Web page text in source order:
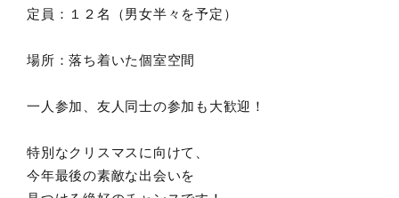
定員：１２名（男女半々を予定）
場所：落ち着いた個室空間
一人参加、友人同士の参加も大歓迎！
特別なクリスマスに向けて、
今年最後の素敵な出会いを